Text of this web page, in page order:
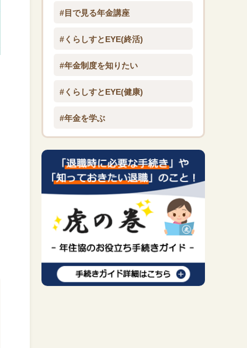
#目で見る年金講座
#くらしすとEYE(終活)
#年金制度を知りたい
#くらしすとEYE(健康)
#年金を学ぶ